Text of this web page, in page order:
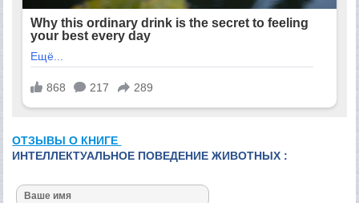
ОТЗЫВЫ О КНИГЕ
ИНТЕЛЛЕКТУАЛЬНОЕ ПОВЕДЕНИЕ ЖИВОТНЫХ :